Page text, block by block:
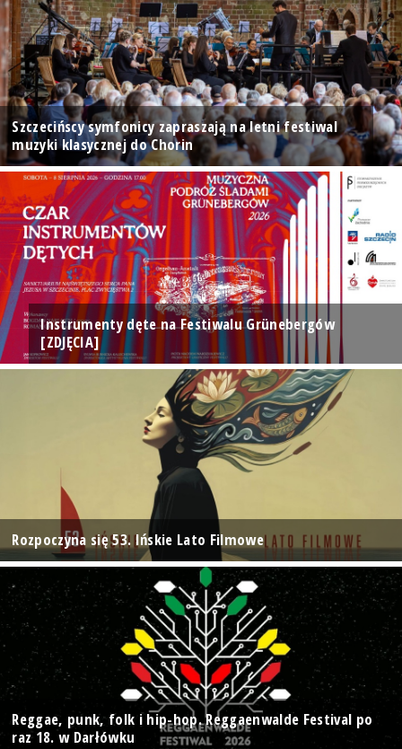
Szczecińscy symfonicy zapraszają na letni festiwal
muzyki klasycznej do Chorin
Instrumenty dęte na Festiwalu Grünebergów
[ZDJĘCIA]
Rozpoczyna się 53. Ińskie Lato Filmowe
Reggae, punk, folk i hip-hop. Reggaenwalde Festival po
raz 18. w Darłówku